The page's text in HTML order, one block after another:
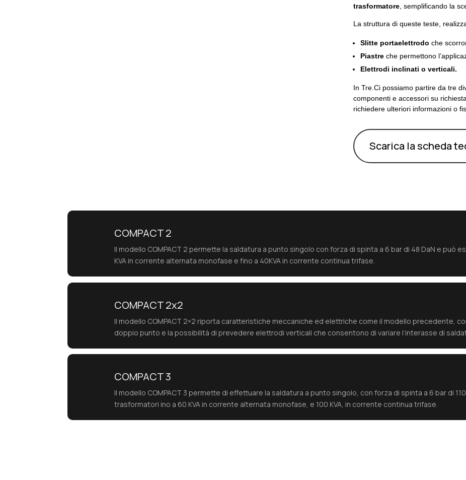
trasformatore, semplificando la
La struttura di queste teste,
Slitte portaelettrodo che
Piastreche permettono
Elettrodi inclinati o verticali.
In Tre.Ci possiamo partire da tre
componenti e accessori su
richiedere ulteriori informazioni o
Scarica la scheda
COMPACT 2
Il modello COMPACT 2 permette la saldatura a punto singolo con forza di spinta a 6 bar di 48 DaN e può
KVA in corrente alternata monofase e fino a 40KVA in corrente continua trifase.
COMPACT 2x2
Il modello COMPACT 2×2 riporta caratteristiche meccaniche ed elettriche come il modello precedente,
doppio punto e la possibilità di prevedere elettrodi verticali che consentono di variare l’interasse di
COMPACT 3
Il modello COMPACT 3 permette di effettuare la saldatura a punto singolo, con forza di spinta a 6 bar di
trasformatori ino a 60 KVA in corrente alternata monofase, e 100 KVA, in corrente continua trifase.